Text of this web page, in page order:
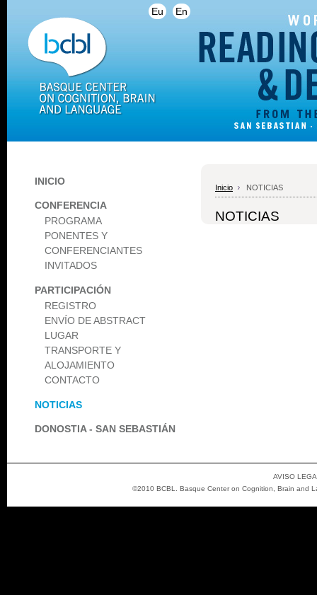
Eu En
Inicio NOTICIAS
NOTICIAS
INICIO
CONFERENCIA
PROGRAMA
PONENTES Y
CONFERENCIANTES
INVITADOS
PARTICIPACIÓN
REGISTRO
ENVÍO DE ABSTRACT
LUGAR
TRANSPORTE Y
ALOJAMIENTO
CONTACTO
NOTICIAS
DONOSTIA - SAN SEBASTIÁN
AVISO
©2010 BCBL. Basque Center on Cognition, Brain and